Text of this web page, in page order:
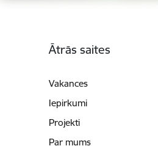
Ātrās saites
Vakances
Iepirkumi
Projekti
Par mums